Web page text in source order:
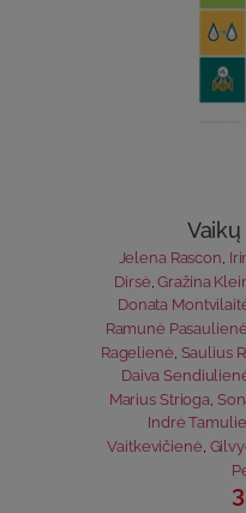
Jelena Rascon,
Dirsė ,Gražina
Donata
Ramunė Pasaulienė
Ragelienė Saulius
Daiva
Marius Strioga
Indrė
Vaitkevičienė